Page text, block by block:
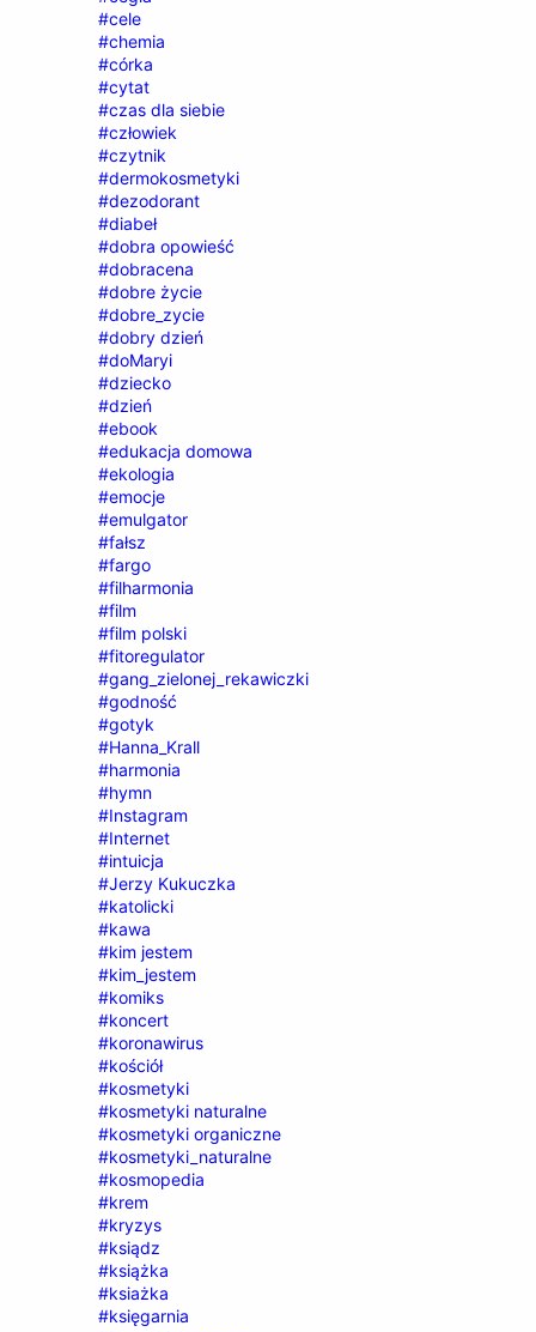
#cele
#chemia
#córka
#cytat
#czas dla siebie
#człowiek
#czytnik
#dermokosmetyki
#dezodorant
#diabeł
#dobra opowieść
#dobracena
#dobre życie
#dobre_zycie
#dobry dzień
#doMaryi
#dziecko
#dzień
#ebook
#edukacja domowa
#ekologia
#emocje
#emulgator
#fałsz
#fargo
#filharmonia
#film
#film polski
#fitoregulator
#gang_zielonej_rekawiczki
#godność
#gotyk
#Hanna_Krall
#harmonia
#hymn
#Instagram
#Internet
#intuicja
#Jerzy Kukuczka
#katolicki
#kawa
#kim jestem
#kim_jestem
#komiks
#koncert
#koronawirus
#kościół
#kosmetyki
#kosmetyki naturalne
#kosmetyki organiczne
#kosmetyki_naturalne
#kosmopedia
#krem
#kryzys
#ksiądz
#książka
#ksiażka
#księgarnia